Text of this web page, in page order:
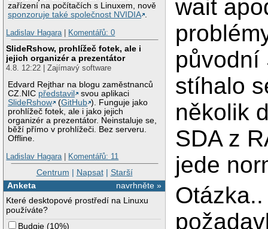
zařízení na počítačích s Linuxem, nově
sponzoruje také společnost NVIDIA .
Ladislav Hagara| Komentářů: 0
SlideRshow, prohlížeč fotek, ale i
jejich organizér a prezentátor
4.8. 12:22 | Zajímavý software
Edvard Rejthar na blogu zaměstnanců
CZ.NIC představil
svou aplikaci
SlideRshow
(GitHub ). Funguje jako
prohlížeč fotek, ale i jako jejich
organizér a prezentátor. Neinstaluje se,
běží přímo v prohlížeči. Bez serveru.
Offline.
Ladislav Hagara| Komentářů: 11
Centrum | Napsat| Starší
navrhněte »
Anketa
Které desktopové prostředí na Linuxu
používáte?
Budgie (10%)
wait
původní
stíhalo
několik
SDA z
jede